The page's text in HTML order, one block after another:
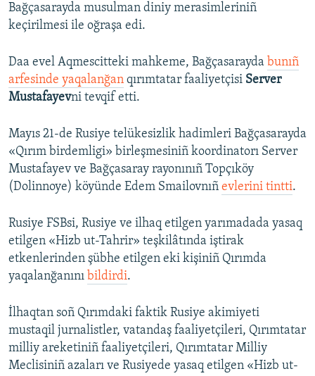
Bağçasarayda musulman diniy merasimleriniñ
keçirilmesi ile oğraşa edi.
Daa evel Aqmescitteki mahkeme, Bağçasarayda bunıñ
arfesinde yaqalanğan qırımtatar faaliyetçisi Server
Mustafayevni tevqif etti.
Mayıs 21-de Rusiye telükesizlik hadimleri Bağçasarayda
«Qırım birdemligi» birleşmesiniñ koordinatorı Server
Mustafayev ve Bağçasaray rayonınıñ Topçıköy
(Dolinnoye) köyünde Edem Smailovnıñ evlerini tintti.
Rusiye FSBsi, Rusiye ve ilhaq etilgen yarımadada yasaq
etilgen «Hizb ut-Tahrir» teşkilâtında iştirak
etkenlerinden şübhe etilgen eki kişiniñ Qırımda
yaqalanğanını bildirdi.
İlhaqtan soñ Qırımdaki faktik Rusiye akimiyeti
mustaqil jurnalistler, vatandaş faaliyetçileri, Qırımtatar
milliy areketiniñ faaliyetçileri, Qırımtatar Milliy
Meclisiniñ azaları ve Rusiyede yasaq etilgen «Hizb ut-